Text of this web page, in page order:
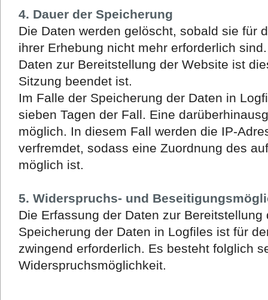
4. Dauer der Speicherung
Die Daten werden gelöscht, sobald sie für
ihrer Erhebung nicht mehr erforderlich
Daten zur Bereitstellung der Website ist
Sitzung beendet ist.
Im Falle der Speicherung der Daten in
sieben Tagen der Fall. Eine
möglich. In diesem Fall werden die IP-
verfremdet, sodass eine Zuordnung des
möglich ist.
5. Widerspruchs- und
Die Erfassung der Daten zur
Speicherung der Daten in Logfiles ist für
zwingend erforderlich. Es besteht folglich
Widerspruchsmöglichkeit.